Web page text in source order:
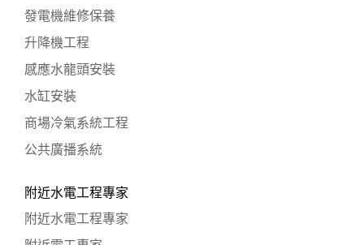
發電機維修保養
升降機工程
感應水龍頭安裝
水缸安裝
商場冷氣系統工程
公共廣播系統
附近水電工程專家
附近水電工程專家